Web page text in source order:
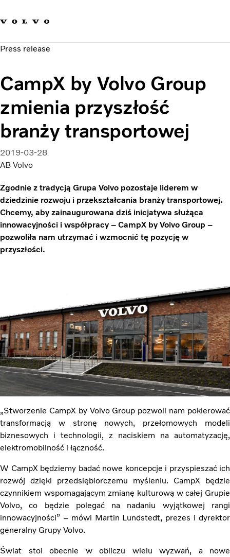
Sustainable Transportation
News & Media
Suppliers
About us
Press release
CampX by Volvo Group
zmienia przyszłość
branży transportowej
2019-03-28
AB Volvo
Zgodnie z tradycją Grupa Volvo pozostaje liderem w
dziedzinie rozwoju i przekształcania branży transportowej.
Chcemy, aby zainaugurowana dziś inicjatywa służąca
innowacyjności i współpracy – CampX by Volvo Group –
pozwoliła nam utrzymać i wzmocnić tę pozycję w
przyszłości.
„Stworzenie CampX by Volvo Group pozwoli nam pokierować
transformacją w stronę nowych, przełomowych modeli
biznesowych i technologii, z naciskiem na automatyzację,
elektromobilność i łączność.
W CampX będziemy badać nowe koncepcje i przyspieszać ich
rozwój dzięki przedsiębiorczemu myśleniu. CampX będzie
czynnikiem wspomagającym zmianę kulturową w całej Grupie
Volvo, co będzie polegać na nadaniu wyjątkowej rangi
innowacyjności” – mówi Martin Lundstedt, prezes i dyrektor
generalny Grupy Volvo.
Świat stoi obecnie w obliczu wielu wyzwań, a nowe